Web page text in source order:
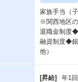
家族手当（
※関西地区
退職金制度
融資制度◆
他）
[昇給]
年1回